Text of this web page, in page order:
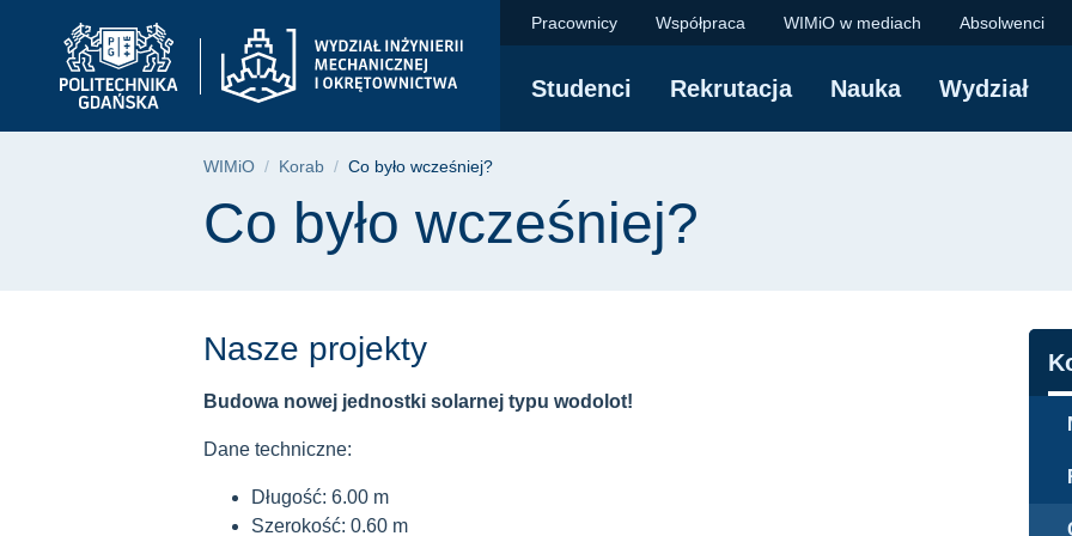
głównego
wyszukiwarki
Co było wcześniej? | WIMiO -
Pracownicy Współpraca WIMiO w mediach Absolwenci
Studenci Rekrutacja Nauka Wydział
Ścieżka nawigacyjna
WIMiO Korab Co było wcześniej?
Treść strony
Co było wcześniej?
Nasze projekty
Budowa nowej jednostki solarnej typu wodolot!
Dane techniczne:
Długość: 6.00 m
Szerokość: 0.60 m